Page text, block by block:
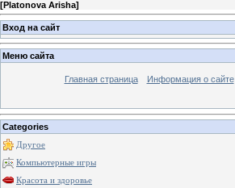
[Platonova Arisha]
Вход на сайт
Меню сайта
Главная страница Информация о сайте
Categories
Другое
Компьютерные игры
Красота и здоровье